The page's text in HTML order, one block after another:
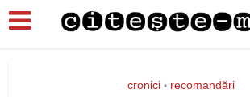
cronici • recomandări